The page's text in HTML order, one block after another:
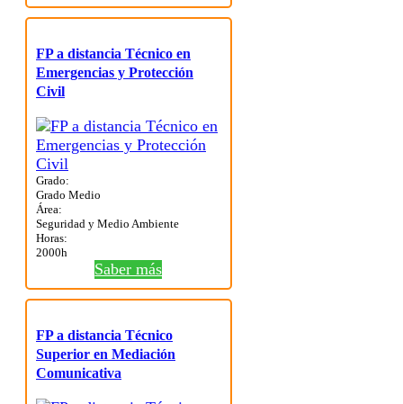
FP a distancia Técnico en
Emergencias y Protección
Civil
Grado:
Grado Medio
Área:
Seguridad y Medio Ambiente
Horas:
2000h
Saber más
FP a distancia Técnico
Superior en Mediación
Comunicativa